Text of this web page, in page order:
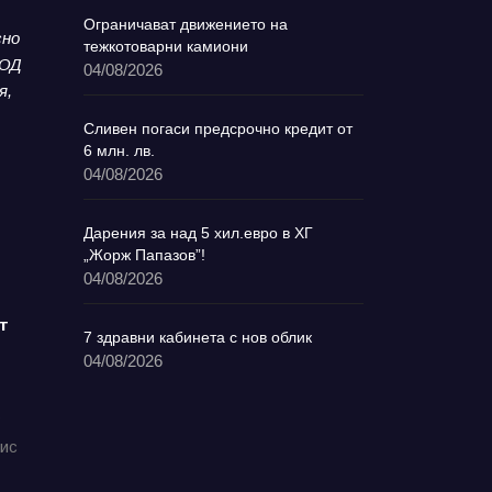
Ограничават движението на
тежкотоварни камиони
04/08/2026
Сливен погаси предсрочно кредит от
6 млн. лв.
04/08/2026
Дарения за над 5 хил.евро в ХГ
„Жорж Папазов”!
04/08/2026
7 здравни кабинета с нов облик
04/08/2026